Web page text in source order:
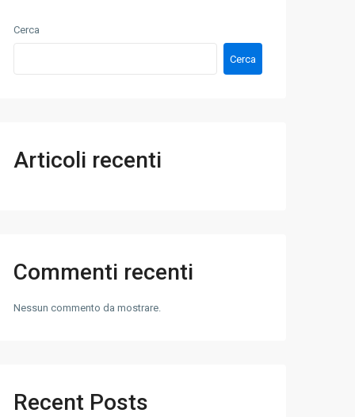
Cerca
Cerca
Articoli recenti
Commenti recenti
Nessun commento da mostrare.
Recent Posts